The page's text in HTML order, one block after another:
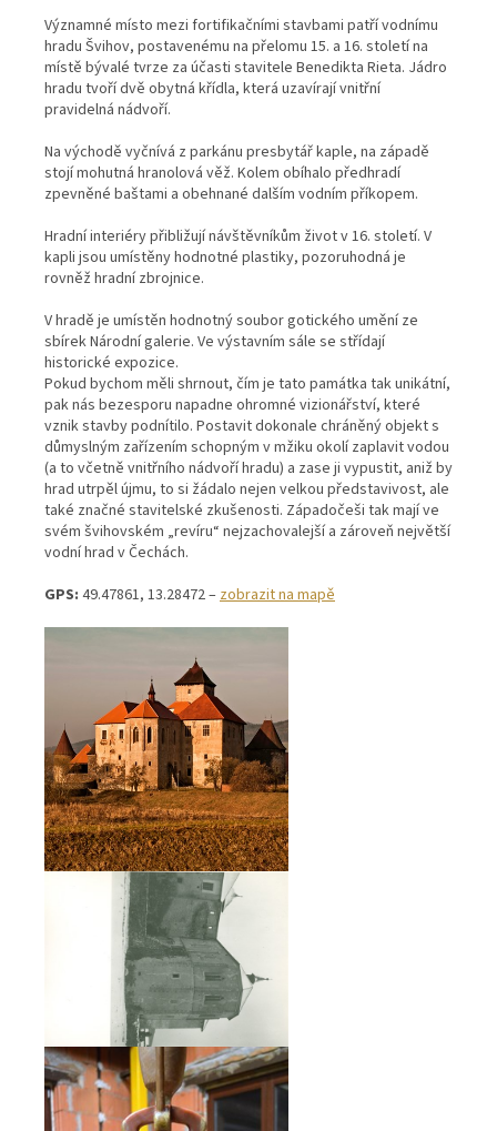
Významné místo mezi fortifikačními stavbami patří vodnímu
hradu Švihov, postavenému na přelomu 15. a 16. století na
místě bývalé tvrze za účasti stavitele Benedikta Rieta. Jádro
hradu tvoří dvě obytná křídla, která uzavírají vnitřní
pravidelná nádvoří.
Na východě vyčnívá z parkánu presbytář kaple, na západě
stojí mohutná hranolová věž. Kolem obíhalo předhradí
zpevněné baštami a obehnané dalším vodním příkopem.
Hradní interiéry přibližují návštěvníkům život v 16. století. V
kapli jsou umístěny hodnotné plastiky, pozoruhodná je
rovněž hradní zbrojnice.
V hradě je umístěn hodnotný soubor gotického umění ze
sbírek Národní galerie. Ve výstavním sále se střídají
historické expozice.
Pokud bychom měli shrnout, čím je tato památka tak unikátní,
pak nás bezesporu napadne ohromné vizionářství, které
vznik stavby podnítilo. Postavit dokonale chráněný objekt s
důmyslným zařízením schopným v mžiku okolí zaplavit vodou
(a to včetně vnitřního nádvoří hradu) a zase ji vypustit, aniž by
hrad utrpěl újmu, to si žádalo nejen velkou představivost, ale
také značné stavitelské zkušenosti. Západočeši tak mají ve
svém švihovském „revíru“ nejzachovalejší a zároveň největší
vodní hrad v Čechách.
GPS: 49.47861, 13.28472 –zobrazit na mapě